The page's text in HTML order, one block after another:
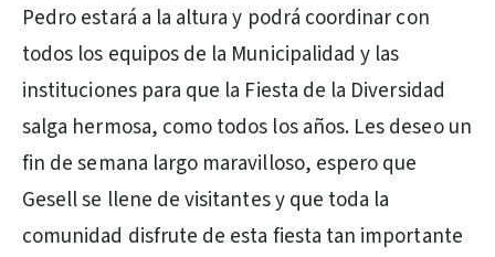
Pedro estará a la altura y podrá coordinar con
todos los equipos de la Municipalidad y las
instituciones para que la Fiesta de la Diversidad
salga hermosa, como todos los años. Les deseo un
fin de semana largo maravilloso, espero que
Gesell se llene de visitantes y que toda la
comunidad disfrute de esta fiesta tan importante